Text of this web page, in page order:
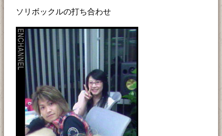
ソリボックルの打ち合わせ